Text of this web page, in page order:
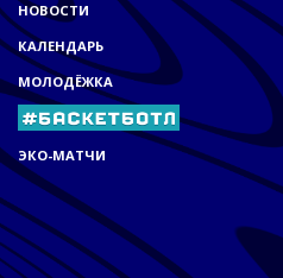
НОВОСТИ
КАЛЕНДАРЬ
МОЛОДЁЖКА
ЭКО-МАТЧИ